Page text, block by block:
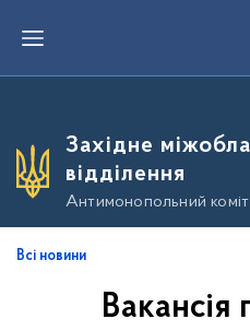
е
о
о
в
Західне
відділення
Антимонопольний
Всі новини
Вакансія